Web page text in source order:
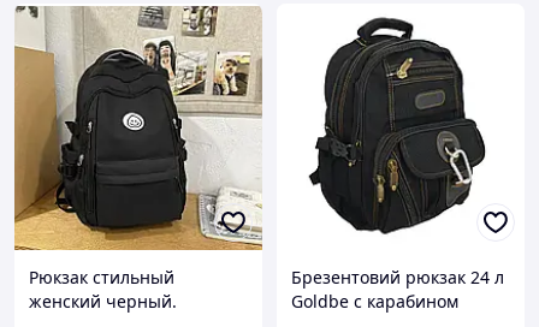
Рюкзак стильный
женский черный.
Брезентовий рюкзак 24 л
Goldbe с карабином